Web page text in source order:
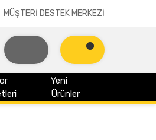
MÜŞTERİ DESTEK MERKEZİ
Yeni
Ürünler